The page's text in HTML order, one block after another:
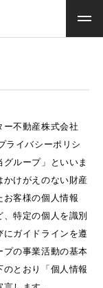
ー不動産株式会社
ライバシーポリシ
ループ」といいま
かけがえのない財産
お客様の個人情報
、特定の個人を識別
ガイドラインを遵
プの事業活動の基本
とおり「個人情報